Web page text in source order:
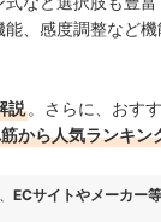
、感度調整など
説 。さらに、おす
から人気ランキン
ECサイトやメーカー